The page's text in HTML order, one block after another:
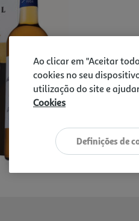
Ao clicar em "Aceitar
cookies no seu
utilização do site e
Cookies
Definições de